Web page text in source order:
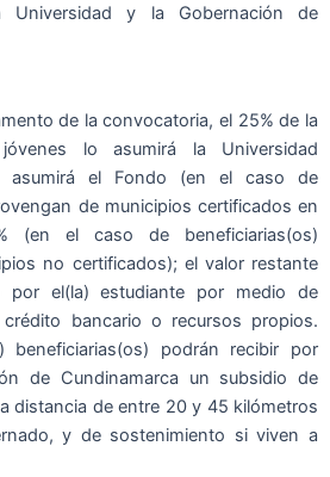
y la Gobernación de
de la convocatoria, el 25% de la
lo asumirá la Universidad
asumirá el Fondo (en el caso de
de municipios certificados en
(en el caso de beneficiarias(os)
no certificados); el valor restante
por el(la) estudiante por medio de
crédito bancario o recursos propios.
beneficiarias(os) podrán recibir por
de Cundinamarca un subsidio de
distancia de entre 20 y 45 kilómetros
y de sostenimiento si viven a